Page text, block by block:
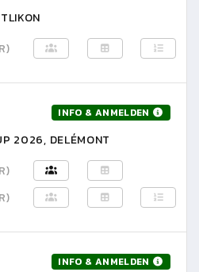
INFO & ANMELDEN
2026, DELÉMONT
INFO & ANMELDEN